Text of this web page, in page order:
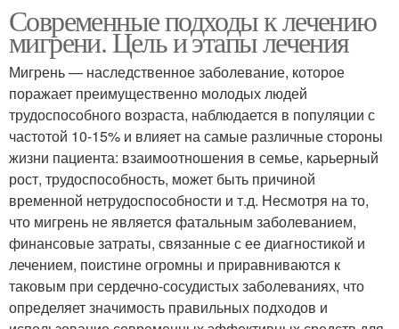
Современные подходы к лечению
мигрени. Цель и этапы лечения
Мигрень — наследственное заболевание, которое
поражает преимущественно молодых людей
трудоспособного возраста, наблюдается в популяции с
частотой 10-15% и влияет на самые различные стороны
жизни пациента: взаимоотношения в семье, карьерный
рост, трудоспособность, может быть причиной
временной нетрудоспособности и т.д. Несмотря на то,
что мигрень не является фатальным заболеванием,
финансовые затраты, связанные с ее диагностикой и
лечением, поистине огромны и приравниваются к
таковым при сердечно-сосудистых заболеваниях, что
определяет значимость правильных подходов и